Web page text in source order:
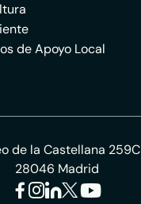
de Apoyo Local
de la Castellana 259C
28046 Madrid